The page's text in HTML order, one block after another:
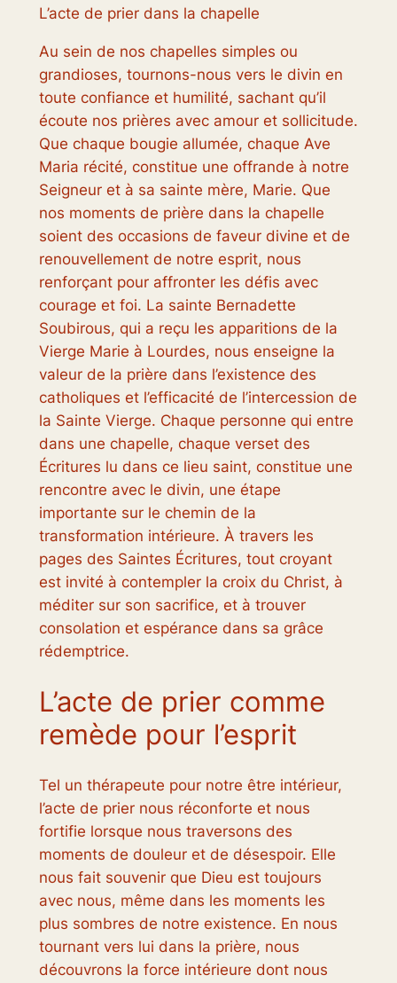
L’acte de prier dans la chapelle
Au sein de nos chapelles simples ou
grandioses, tournons-nous vers le divin en
toute confiance et humilité, sachant qu’il
écoute nos prières avec amour et sollicitude.
Que chaque bougie allumée, chaque Ave
Maria récité, constitue une offrande à notre
Seigneur et à sa sainte mère, Marie. Que
nos moments de prière dans la chapelle
soient des occasions de faveur divine et de
renouvellement de notre esprit, nous
renforçant pour affronter les défis avec
courage et foi. La sainte Bernadette
Soubirous, qui a reçu les apparitions de la
Vierge Marie à Lourdes, nous enseigne la
valeur de la prière dans l’existence des
catholiques et l’efficacité de l’intercession de
la Sainte Vierge. Chaque personne qui entre
dans une chapelle, chaque verset des
Écritures lu dans ce lieu saint, constitue une
rencontre avec le divin, une étape
importante sur le chemin de la
transformation intérieure. À travers les
pages des Saintes Écritures, tout croyant
est invité à contempler la croix du Christ, à
méditer sur son sacrifice, et à trouver
consolation et espérance dans sa grâce
rédemptrice.
L’acte de prier comme
remède pour l’esprit
Tel un thérapeute pour notre être intérieur,
l’acte de prier nous réconforte et nous
fortifie lorsque nous traversons des
moments de douleur et de désespoir. Elle
nous fait souvenir que Dieu est toujours
avec nous, même dans les moments les
plus sombres de notre existence. En nous
tournant vers lui dans la prière, nous
découvrons la force intérieure dont nous